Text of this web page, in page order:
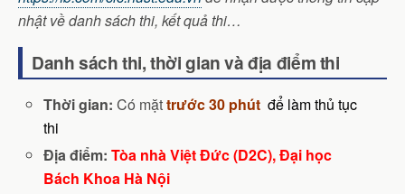
nhật về danh sách thi, kết quả thi…
Danh sách thi, thời gian và địa điểm thi
Thời gian: Có mặttrước 30 phút để làm thủ tục
thi
Địa điểm:Tòa nhà Việt Đức (D2C), Đại học
Bách Khoa Hà Nội